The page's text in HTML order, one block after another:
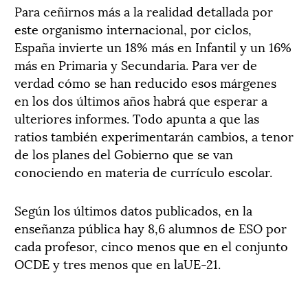
Para ceñirnos más a la realidad detallada por
este organismo internacional, por ciclos,
España invierte un 18% más en Infantil y un 16%
más en Primaria y Secundaria. Para ver de
verdad cómo se han reducido esos márgenes
en los dos últimos años habrá que esperar a
ulteriores informes. Todo apunta a que las
ratios también experimentarán cambios, a tenor
de los planes del Gobierno que se van
conociendo en materia de currículo escolar.
Según los últimos datos publicados, en la
enseñanza pública hay 8,6 alumnos de ESO por
cada profesor, cinco menos que en el conjunto
OCDE y tres menos que en laUE-21.